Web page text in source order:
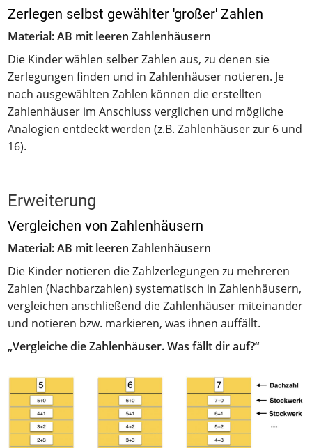
Zerlegen selbst gewählter 'großer' Zahlen
Material: AB mit leeren Zahlenhäusern
Die Kinder wählen selber Zahlen aus, zu denen sie
Zerlegungen finden und in Zahlenhäuser notieren. Je
nach ausgewählten Zahlen können die erstellten
Zahlenhäuser im Anschluss verglichen und mögliche
Analogien entdeckt werden (z.B. Zahlenhäuser zur 6 und
16).
Erweiterung
Vergleichen von Zahlenhäusern
Material: AB mit leeren Zahlenhäusern
Die Kinder notieren die Zahlzerlegungen zu mehreren
Zahlen (Nachbarzahlen) systematisch in Zahlenhäusern,
vergleichen anschließend die Zahlenhäuser miteinander
und notieren bzw. markieren, was ihnen auffällt.
„Vergleiche die Zahlenhäuser. Was fällt dir auf?“